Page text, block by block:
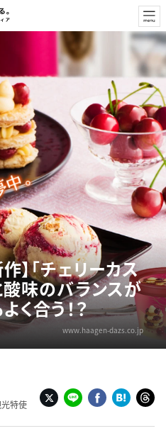
】「チェリーカス
酸味のバランスが
く合う！？
www.haagen-dazs.co.jp
特使